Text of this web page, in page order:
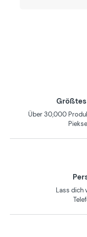
Über 30,000
Lass dich